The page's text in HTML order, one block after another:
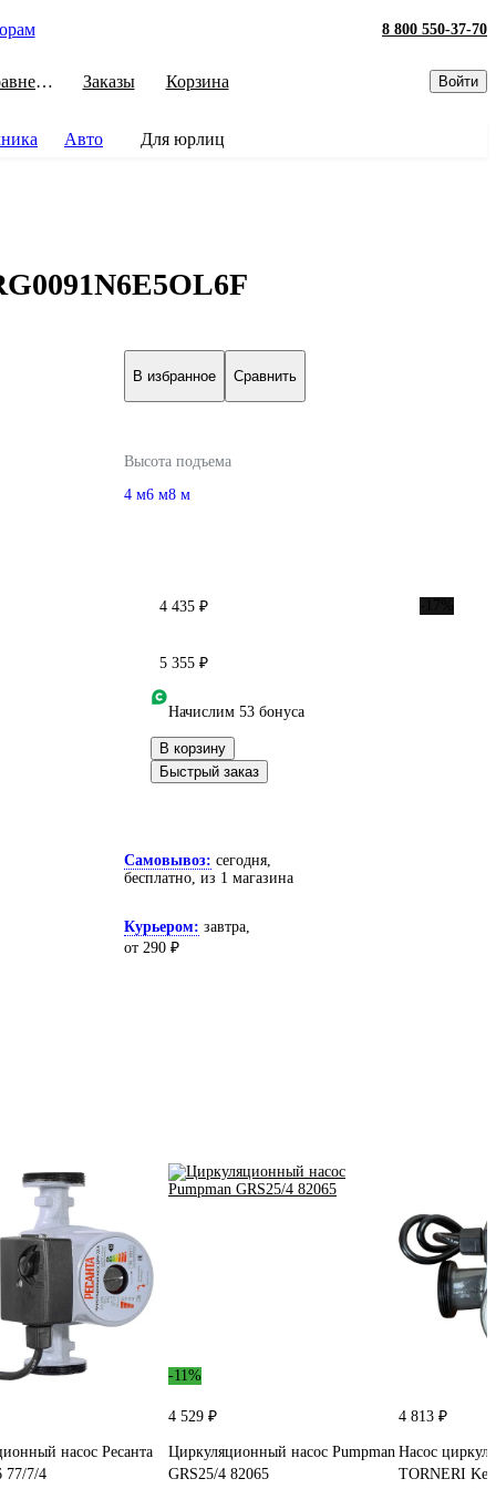
8 800 550-37-70
Сравнение Заказы Корзина Войти
Авто Для юрлиц
В избранное Сравнить
Высота подъема
4 м6 м8 м
4 435 ₽
5 355 ₽
Начислим 53 бонуса
В корзину
Быстрый заказ
Самовывоз: сегодня,
бесплатно, из 1 магазина
Курьером: завтра,
от 290 ₽
насос Ресанта
77/7/4
-11%
4 529 ₽
Циркуляционный насос Pumpman
GRS25/4 82065
4 813 ₽
Насос
TORNERI